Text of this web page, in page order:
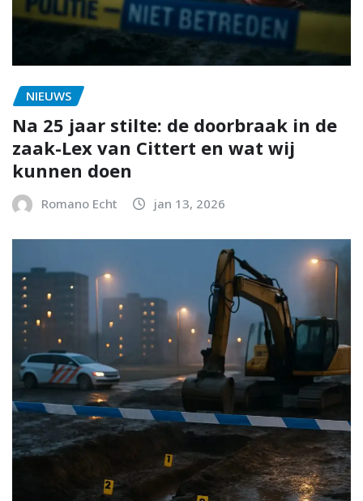
NIEUWS
Na 25 jaar stilte: de doorbraak in de
zaak-Lex van Cittert en wat wij
kunnen doen
Romano Echt jan 13, 2026